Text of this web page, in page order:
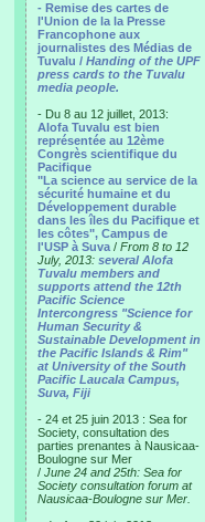
- Remise des cartes de
l'Union de la la Presse
Francophone aux
journalistes des Médias de
Tuvalu / Handing of the UPF
press cards to the Tuvalu
media people.
- Du 8 au 12 juillet, 2013:
Alofa Tuvalu est bien
représentée au 12ème
Congrès scientifique du
Pacifique
"La science au service de la
sécurité humaine et du
Développement durable
dans les îles du Pacifique et
les côtes", Campus de
l'USP à Suva / From 8 to 12
July, 2013: several Alofa
Tuvalu members and
supports attend the 12th
Pacific Science
Intercongress "Science for
Human Security &
Sustainable Development in
the Pacific Islands & Rim"
at University of the South
Pacific Laucala Campus,
Suva, Fiji
- 24 et 25 juin 2013 : Sea for
Society, consultation des
parties prenantes à Nausicaa-
Boulogne sur Mer
/ June 24 and 25th: Sea for
Society consultation forum at
Nausicaa-Boulogne sur Mer.